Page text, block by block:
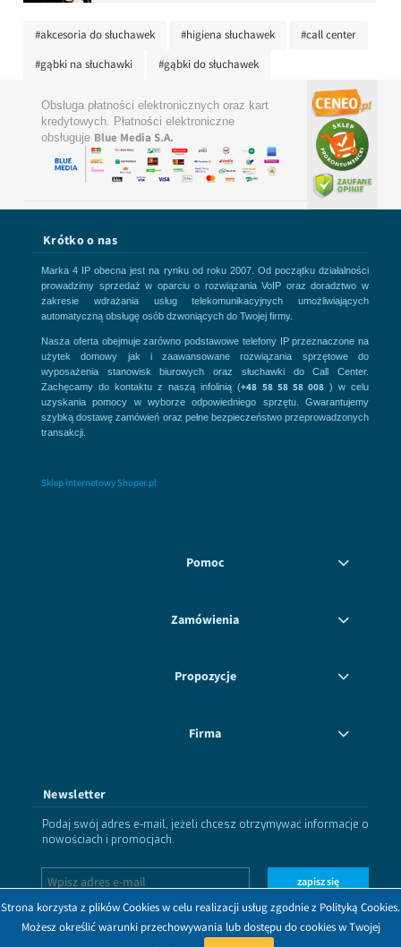
#akcesoria do słuchawek #higiena słuchawek
#call center
#gąbki na słuchawki
#gąbki do słuchawek
Obsługa płatności elektronicznych oraz kart
kredytowych. Płatności elektroniczne
obsługuje Blue Media S.A.
Krótko o nas
Marka 4 IP obecna jest na rynku od roku 2007. Od początku działalności
prowadzimy sprzedaż w oparciu o rozwiązania VoIP oraz doradztwo w
zakresie wdrażania usług telekomunikacyjnych umożliwiających
automatyczną obsługę osób dzwoniących do Twojej firmy.
Nasza oferta obejmuje zarówno podstawowe telefony IP przeznaczone na
użytek domowy jak i zaawansowane rozwiązania sprzętowe do
wyposażenia stanowisk biurowych oraz słuchawki do Call Center.
Zachęcamy do kontaktu z naszą infolinią (+48 58 58 58 008) w celu
uzyskania pomocy w wyborze odpowiedniego sprzętu. Gwarantujemy
szybką dostawę zamówień oraz pełne bezpieczeństwo przeprowadzonych
transakcji.
Sklep internetowy Shoper.pl
Pomoc
Zamówienia
Propozycje
Firma
Newsletter
Podaj swój adres e-mail, jeżeli chcesz otrzymywać informacje o
nowościach i promocjach.
zapisz się
Strona korzysta z plików Cookies w celu realizacji usług zgodnie z Polityką Cookies.
Możesz określić warunki przechowywania lub dostępu do cookies w Twojej